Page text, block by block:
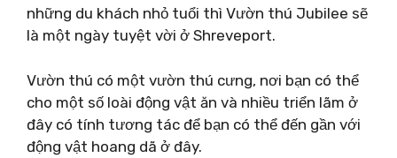
những du khách nhỏ tuổi thì Vườn thú Jubilee sẽ
là một ngày tuyệt vời ở Shreveport.
Vườn thú có một vườn thú cưng, nơi bạn có thể
cho một số loài động vật ăn và nhiều triển lãm ở
đây có tính tương tác để bạn có thể đến gần với
động vật hoang dã ở đây.